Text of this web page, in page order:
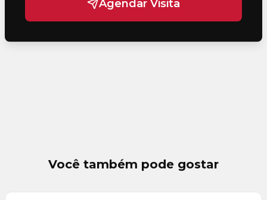
Agendar Visita
Você também pode gostar